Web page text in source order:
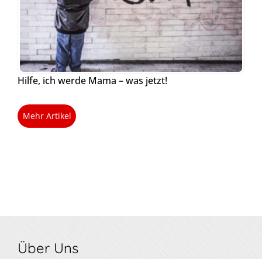
Hilfe, ich werde Mama – was jetzt!
Mehr Artikel
Über Uns